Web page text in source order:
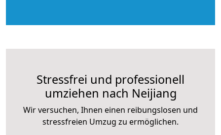
Stressfrei und professionell
umziehen nach Neijiang
Wir versuchen, Ihnen einen reibungslosen und
stressfreien Umzug zu ermöglichen.